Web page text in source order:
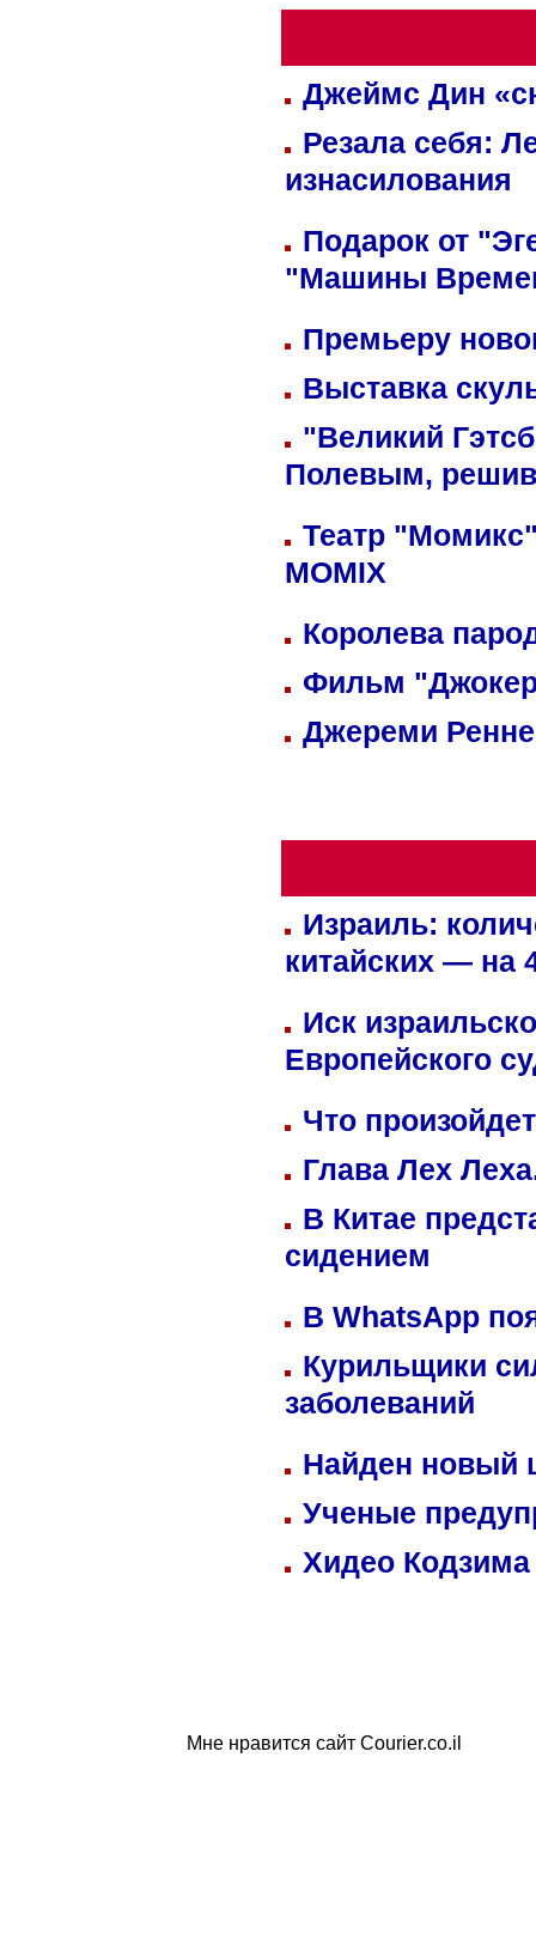
Джеймс Дин
Резала себя:
изнасилования
Подарок от
"Машины
Премьеру
Выставка
"Великий
Полевым,
Театр
MOMIX
Королева
Фильм
Джереми
Израиль:
китайских — на
Иск
Европейского
Что
Глава Лех
В Китае
сидением
В WhatsApp
Курильщики
заболеваний
Найден
Ученые
Хидео
Мне нравится сайт Courier.co.il